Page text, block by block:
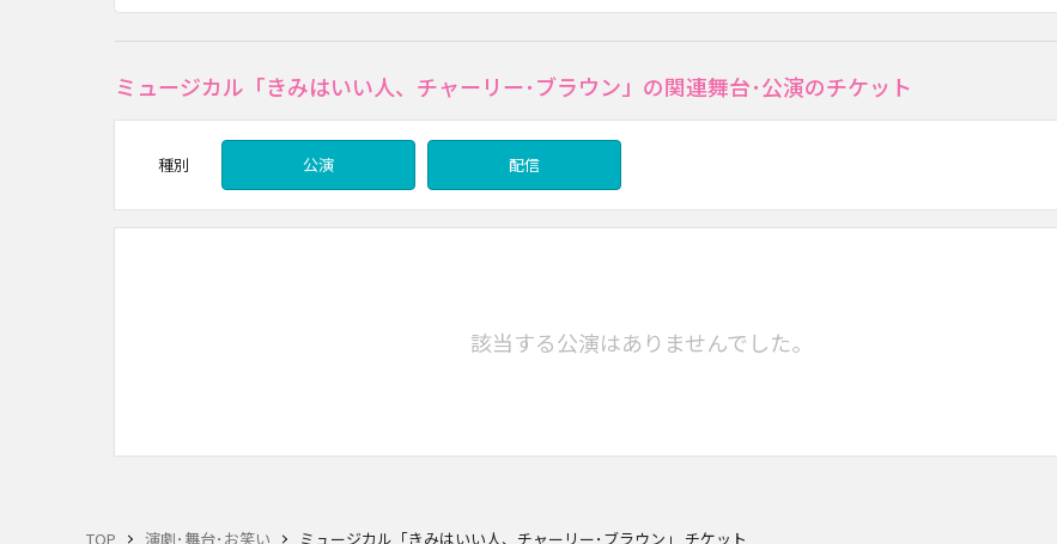
TOP 演劇･舞台･お笑い ミュージカル「きみはいい人、チャーリー･ブラウン」 チケット
ミュージカル「きみはいい人、チャーリー･ブラウン」の関連舞台･公演のチケット
種別 公演 配信
該当する公演はありませんでした。